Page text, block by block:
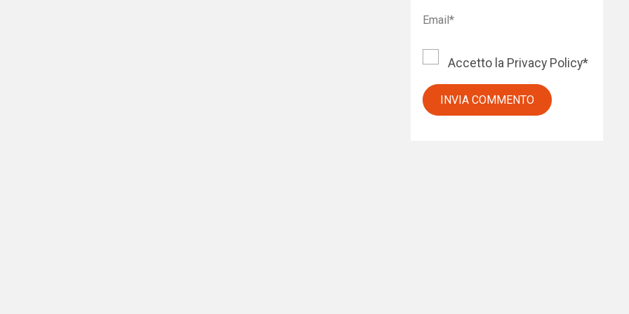
Accetto la Privacy Policy*